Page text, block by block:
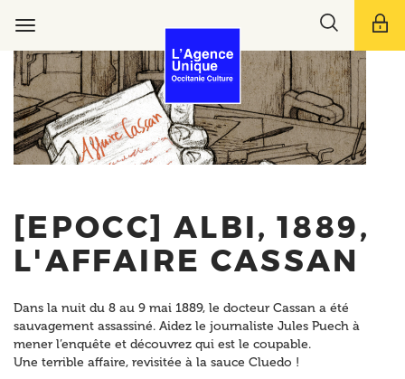
principal
navigation
Toggle
bar
[EPOCC] ALBI, 1889,
L'AFFAIRE CASSAN
Dans la nuit du 8 au 9 mai 1889, le docteur Cassan a été
sauvagement assassiné. Aidez le journaliste Jules Puech à
mener l’enquête et découvrez qui est le coupable.
Une terrible affaire, revisitée à la sauce Cluedo !